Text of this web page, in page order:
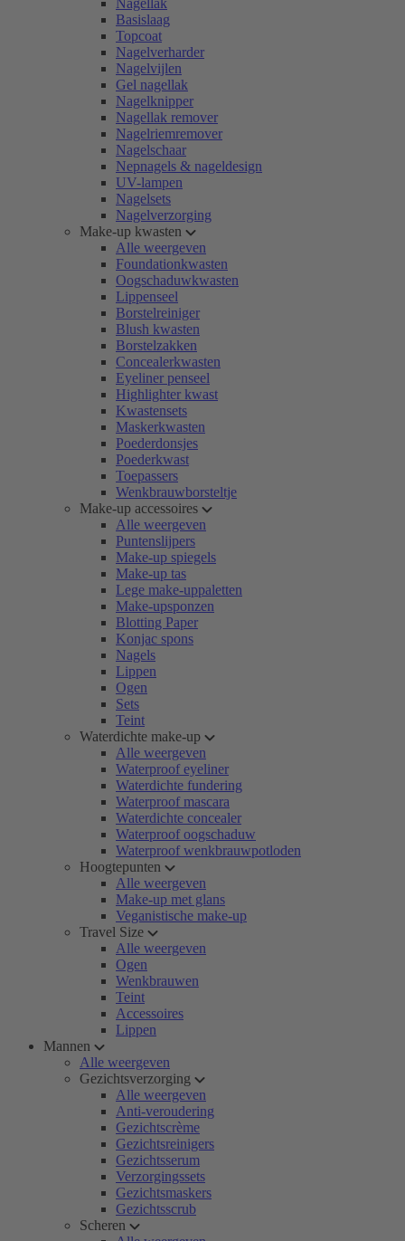
Nagellak
Basislaag
Topcoat
Nagelverharder
Nagelvijlen
Gel nagellak
Nagelknipper
Nagellak remover
Nagelriemremover
Nagelschaar
Nepnagels & nageldesign
UV-lampen
Nagelsets
Nagelverzorging
Make-up kwasten
Alle weergeven
Foundationkwasten
Oogschaduwkwasten
Lippenseel
Borstelreiniger
Blush kwasten
Borstelzakken
Concealerkwasten
Eyeliner penseel
Highlighter kwast
Kwastensets
Maskerkwasten
Poederdonsjes
Poederkwast
Toepassers
Wenkbrauwborsteltje
Make-up accessoires
Alle weergeven
Puntenslijpers
Make-up spiegels
Make-up tas
Lege make-uppaletten
Make-upsponzen
Blotting Paper
Konjac spons
Nagels
Lippen
Ogen
Sets
Teint
Waterdichte make-up
Alle weergeven
Waterproof eyeliner
Waterdichte fundering
Waterproof mascara
Waterdichte concealer
Waterproof oogschaduw
Waterproof wenkbrauwpotloden
Hoogtepunten
Alle weergeven
Make-up met glans
Veganistische make-up
Travel Size
Alle weergeven
Ogen
Wenkbrauwen
Teint
Accessoires
Lippen
Mannen
Alle weergeven
Gezichtsverzorging
Alle weergeven
Anti-veroudering
Gezichtscrème
Gezichtsreinigers
Gezichtsserum
Verzorgingssets
Gezichtsmaskers
Gezichtsscrub
Scheren